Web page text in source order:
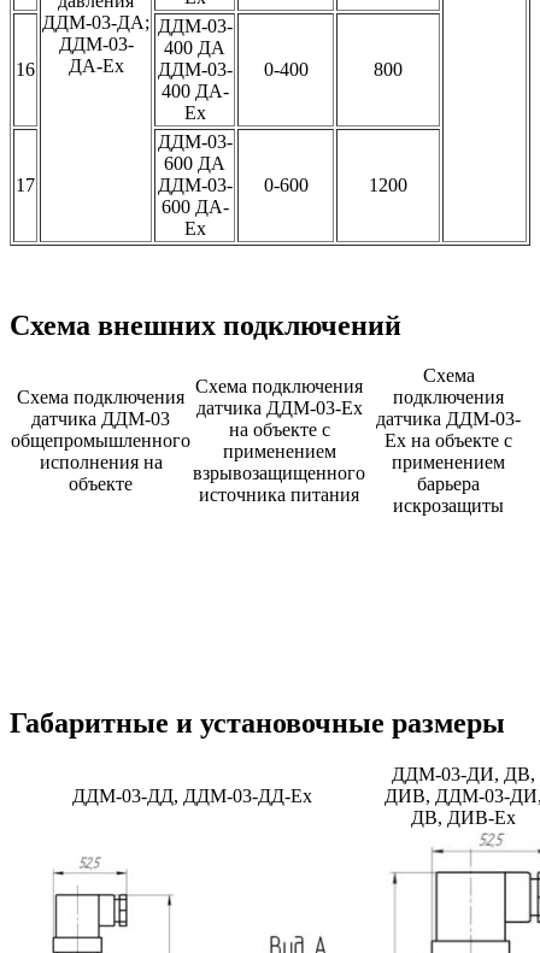
ДДМ-03-ДА;
ДДМ-03-
ДА-Ех
16
ДДМ-03-
400 ДА
ДДМ-03-
400 ДА-
Ех
0-400 800
17
ДДМ-03-
600 ДА
ДДМ-03-
600 ДА-
Ех
0-600 1200
Схема внешних подключений
Схема подключения
датчика ДДМ-03
общепромышленного
исполнения на
объекте
Схема подключения
датчика ДДМ-03-Ех
на объекте с
применением
взрывозащищенного
источника питания
Схема
подключения
датчика ДДМ-03-
Ех на объекте с
применением
барьера
искрозащиты
Габаритные и установочные размеры
ДДМ-03-ДД, ДДМ-03-ДД-Ех
ДДМ-03-ДИ, ДВ,
ДИВ, ДДМ-03-
ДВ, ДИВ-Ех